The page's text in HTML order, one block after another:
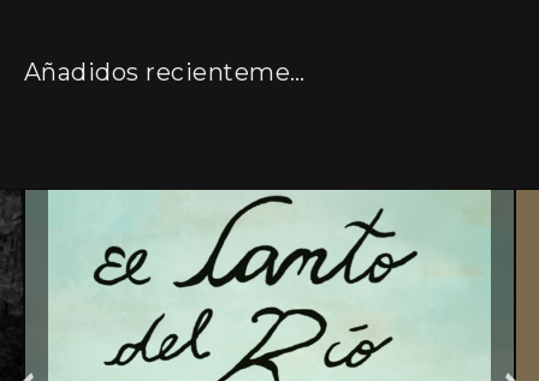
Añadidos recientemente